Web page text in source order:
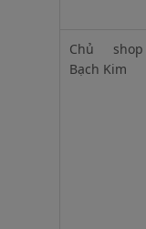
Chủ shop
Bạch Kim